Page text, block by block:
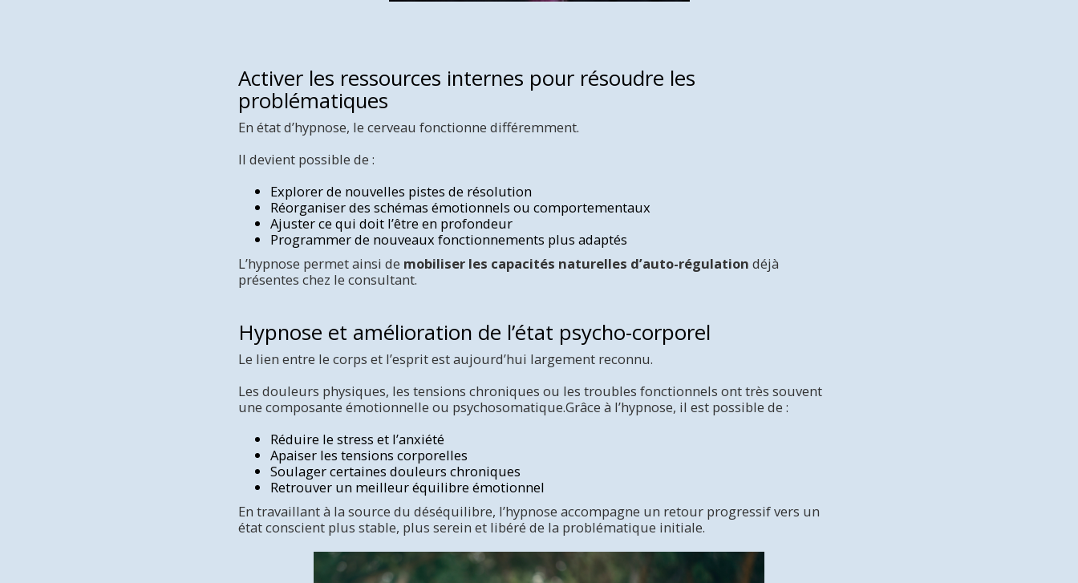
Activer les ressources internes pour résoudre les
problématiques
En état d’hypnose, le cerveau fonctionne différemment.
Il devient possible de :
Explorer de nouvelles pistes de résolution
Réorganiser des schémas émotionnels ou comportementaux
Ajuster ce qui doit l’être en profondeur
Programmer de nouveaux fonctionnements plus adaptés
L’hypnose permet ainsi de mobiliser les capacités naturelles d’auto-régulation déjà
présentes chez le consultant.
Hypnose et amélioration de l’état psycho-corporel
Le lien entre le corps et l’esprit est aujourd’hui largement reconnu.
Les douleurs physiques, les tensions chroniques ou les troubles fonctionnels ont très souvent
une composante émotionnelle ou psychosomatique.Grâce à l’hypnose, il est possible de :
Réduire le stress et l’anxiété
Apaiser les tensions corporelles
Soulager certaines douleurs chroniques
Retrouver un meilleur équilibre émotionnel
En travaillant à la source du déséquilibre, l’hypnose accompagne un retour progressif vers un
état conscient plus stable, plus serein et libéré de la problématique initiale.